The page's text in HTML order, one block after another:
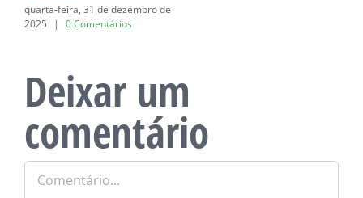
quarta-feira, 31 de dezembro de
2025
| 0 Comentários
Deixar um
comentário
Comentário